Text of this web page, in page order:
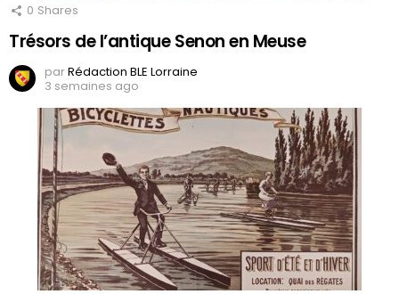
0 Shares
Trésors de l’antique Senon en Meuse
parRédaction BLE Lorraine
3 semaines ago